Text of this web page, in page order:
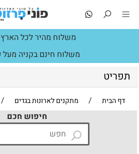
משלוח מהיר לכל הארץ 28 שח
משלוח חינם בקניה מעל 449 שח
תפריט
דף הבית / מתקנים לארונות בגדים /
חיפוש חכם